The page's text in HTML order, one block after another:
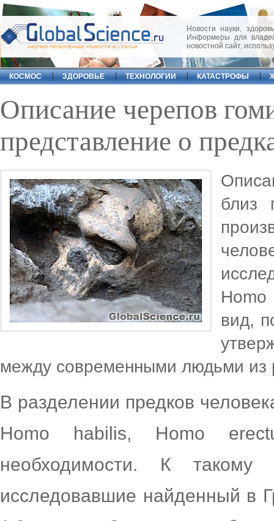
научно-популярные новости и статьи
Новости науки,
Информеры для
новостной сайт,
КОСМОС ЗДОРОВЬЕ ТЕХНОЛОГИИ КАТАСТРОФЫ
Описание черепов
представление о
близ
вид,
между современными людьми из
В разделении предков
Homo habilis, Homo
необходимости. К
исследовавшие найденный в